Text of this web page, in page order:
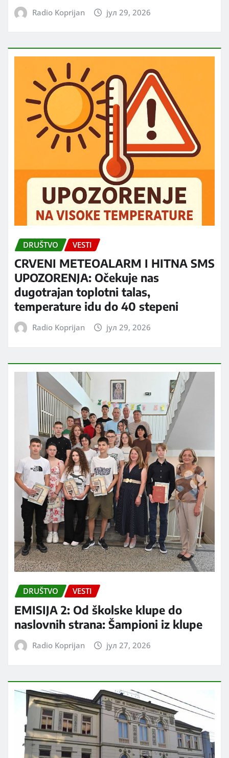
Radio Koprijan јул 29, 2026
DRUŠTVO VESTI
CRVENI METEOALARM I HITNA SMS
UPOZORENJA: Očekuje nas
dugotrajan toplotni talas,
temperature idu do 40 stepeni
Radio Koprijan јул 29, 2026
DRUŠTVO VESTI
EMISIJA 2: Od školske klupe do
naslovnih strana: Šampioni iz klupe
Radio Koprijan јул 27, 2026